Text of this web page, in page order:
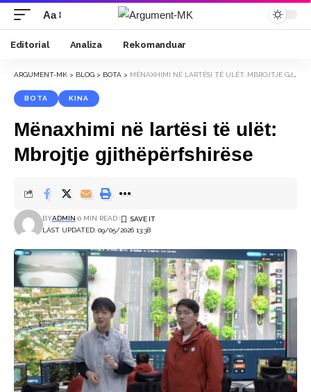
Font
Resizer
Aa
Editorial Analiza Rekomanduar
ARGUMENT-MK > BLOG > BOTA > MËNAXHIMI NË LARTËSI TË ULËT: MBROJTJE GJITHËPËRFSHIRËSE
BOTA KINA
Mënaxhimi në lartësi të ulët:
Mbrojtje gjithëpërfshirëse
LAST UPDATED: 09/05/2026 13:38
BYADMIN 0 MIN READ